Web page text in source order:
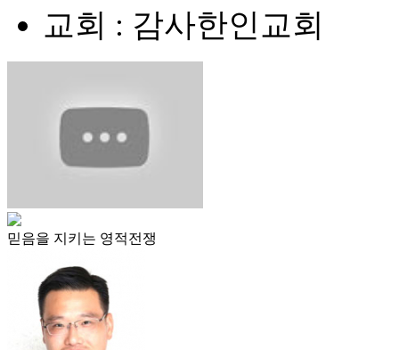
교회 : 감사한인교회
믿음을 지키는 영적전쟁